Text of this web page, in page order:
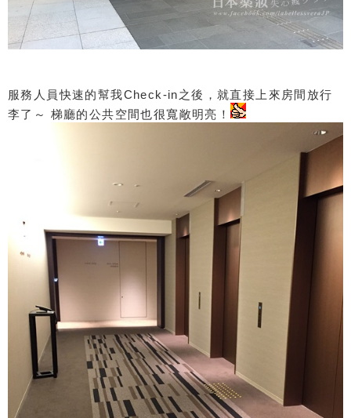
服務人員快速的幫我Check-in之後，就直接上來房間放行
李了～ 梯廳的公共空間也很寬敞明亮！